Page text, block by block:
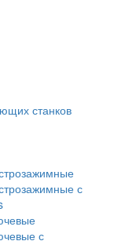
станков
с
с